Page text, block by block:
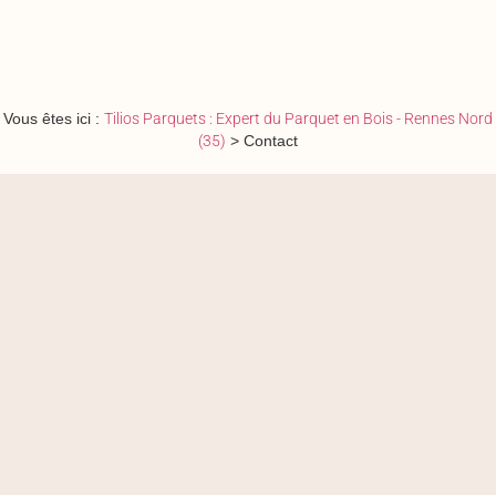
Vous êtes ici : Tilios Parquets : Expert du Parquet en Bois - Rennes Nord
(35) > Contact